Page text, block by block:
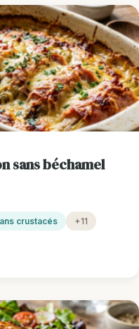
sans béchamel
crustacés +11